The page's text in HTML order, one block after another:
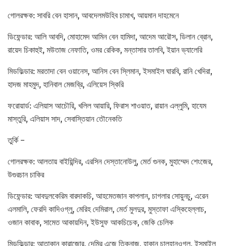
গোলরক্ষক: সাবরি বেন হাসান, আবদেলমউহিব চামাখ, আয়মান দাহমেনে
ডিফেন্ডার: আলি আবদি, মোহামেদ আমিন বেন হামিদা, আদেম আরৌস, ডিলান ব্রোন,
রায়েদ চিকাহুই, মউতাজ নেফাতি, ওমর রেকিক, মন্তাসার তালবি, ইয়ান ভ্যালেরি
মিডফিল্ডার: মরতাদা বেন ওয়ানেস, আনিস বেন স্লিমান, ইসমাইল ঘারবি, রানি খেদিরা,
হাদজ মাহমুদ, হানিবাল মেজব্রি, এলিয়েস স্কিরি
ফরোয়ার্ড: এলিয়াস আচৌরি, খলিল আয়ারি, ফিরাস শাওয়াত, রায়ান এল্লুমি, হাযেম
মাস্তুরি, এলিয়াস সাদ, সেবাস্তিয়ান তৌনেকতি
তুর্কি –
গোলরক্ষক: আলতায় বাইয়িন্দির, এরসিন দেস্তানোউলু, মের্ত গুনক, মুহাম্মেদ শেংজের,
উগুরচান চাকির
ডিফেন্ডার: আবদুলকেরিম বারদাকচি, আহমেতজান কাপলান, চাগলার সোয়ুনচু, এরেন
এলমালি, ফেরদি কাদিওগ্লু, মেরিহ দেমিরাল, মের্ত মুলদুর, মুস্তাফা এস্কিহেল্লাচ,
ওজান কাবাক, সামেত আকায়দিন, ইউসুফ আকচিচেক, জেকি চেলিক
মিডফিল্ডার: আতাকান কারাজোর, দেমির এজে তিকনাজ, হাকান চালহানওগ্লু, ইসমাইল